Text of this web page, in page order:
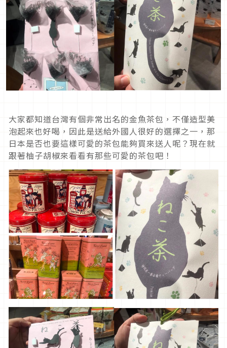
大家都知道台灣有個非常出名的金魚茶包，不僅造型美
泡起來也好喝，因此是送給外國人很好的選擇之一，那
日本是否也要這樣可愛的茶包能夠買來送人呢？現在就
跟著柚子胡椒來看看有那些可愛的茶包吧！